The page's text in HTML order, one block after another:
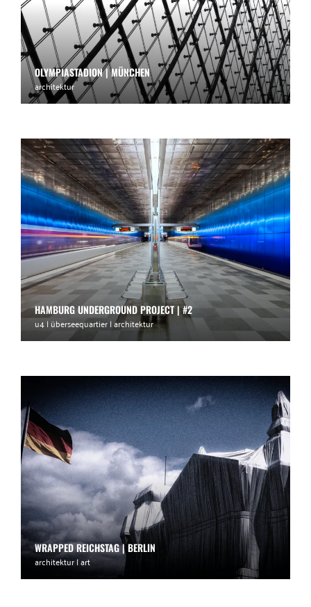
OLYMPIASTADION | MÜNCHEN
architektur
HAMBURG UNDERGROUND PROJECT | #2
u4 | überseequartier | architektur
WRAPPED REICHSTAG | BERLIN
architektur | art